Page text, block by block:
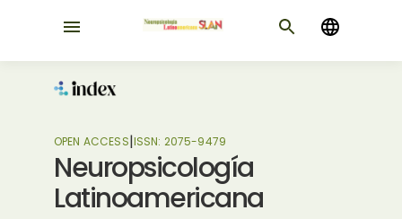
OPEN ACCESS|ISSN: 2075-9479
Neuropsicología
Latinoamericana